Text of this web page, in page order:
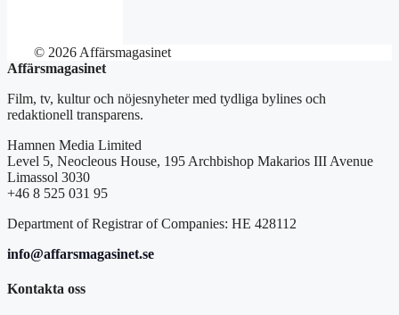
© 2026 Affärsmagasinet
Affärsmagasinet
Film, tv, kultur och nöjesnyheter med tydliga bylines och
redaktionell transparens.
Hamnen Media Limited
Level 5, Neocleous House, 195 Archbishop Makarios III Avenue
Limassol 3030
+46 8 525 031 95
Department of Registrar of Companies: HE 428112
info@affarsmagasinet.se
Kontakta oss